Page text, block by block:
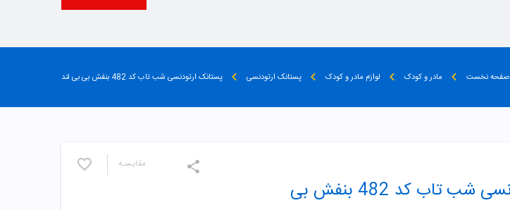
صفحه نخست مادر و کودک لوازم مادر و کودک پستانک ارتودنسی پستانک ارتودنسی شب تاب کد 482 بنفش بی بی لند
مقایسـه
پستانک ارتودنسی شب تاب کد 482 بنفش بی